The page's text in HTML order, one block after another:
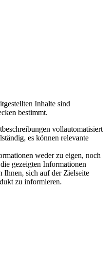
Inhalte sind
bestimmt.
vollautomatisiert
es können relevante
weder zu eigen, noch
gezeigten Informationen
Ihnen, sich auf der Zielseite
zu informieren.